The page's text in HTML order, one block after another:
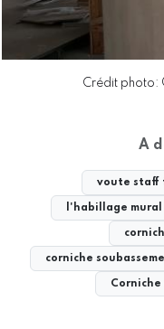
Crédit photo:
A
voute staff
l'habillage
corniche